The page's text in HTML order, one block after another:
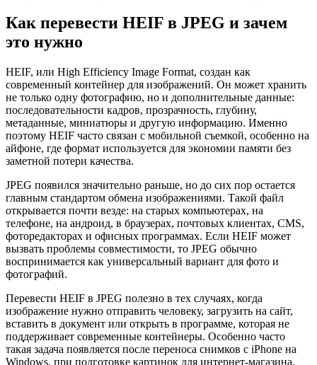
Как перевести HEIF в JPEG и зачем
это нужно
HEIF, или High Efficiency Image Format, создан как
современный контейнер для изображений. Он может хранить
не только одну фотографию, но и дополнительные данные:
последовательности кадров, прозрачность, глубину,
метаданные, миниатюры и другую информацию. Именно
поэтому HEIF часто связан с мобильной съемкой, особенно на
айфоне, где формат используется для экономии памяти без
заметной потери качества.
JPEG появился значительно раньше, но до сих пор остается
главным стандартом обмена изображениями. Такой файл
открывается почти везде: на старых компьютерах, на
телефоне, на андроид, в браузерах, почтовых клиентах, CMS,
фоторедакторах и офисных программах. Если HEIF может
вызвать проблемы совместимости, то JPEG обычно
воспринимается как универсальный вариант для фото и
фотографий.
Перевести HEIF в JPEG полезно в тех случаях, когда
изображение нужно отправить человеку, загрузить на сайт,
вставить в документ или открыть в программе, которая не
поддерживает современные контейнеры. Особенно часто
такая задача появляется после переноса снимков с iPhone на
Windows, при подготовке картинок для интернет-магазина,